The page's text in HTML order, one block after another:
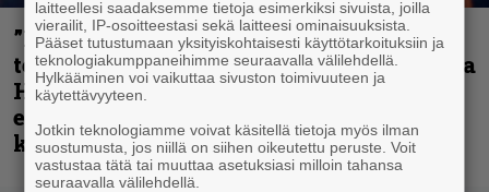
”Metallica on tiukempi kuin koskaan ja
te haluatte jonkun nulikan yrittävän olla
Hetfield?” – Pepper Keenan muisteli
ensimmäistä koesoittoaan hevijätin
kanssa
laitteellesi saadaksemme tietoja esimerkiksi sivuista, joilla
vierailit, IP-osoitteestasi sekä laitteesi ominaisuuksista.
Pääset tutustumaan yksityiskohtaisesti käyttötarkoituksiin ja
teknologiakumppaneihimme seuraavalla välilehdellä.
Hylkääminen voi vaikuttaa sivuston toimivuuteen ja
käytettävyyteen.
Jotkin teknologiamme voivat käsitellä tietoja myös ilman
suostumusta, jos niillä on siihen oikeutettu peruste. Voit
vastustaa tätä tai muuttaa asetuksiasi milloin tahansa
seuraavalla välilehdellä.